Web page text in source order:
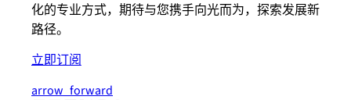
化的专业方式，期待与您携手向光而为，探索发展新
路径。
立即订阅
arrow_forward